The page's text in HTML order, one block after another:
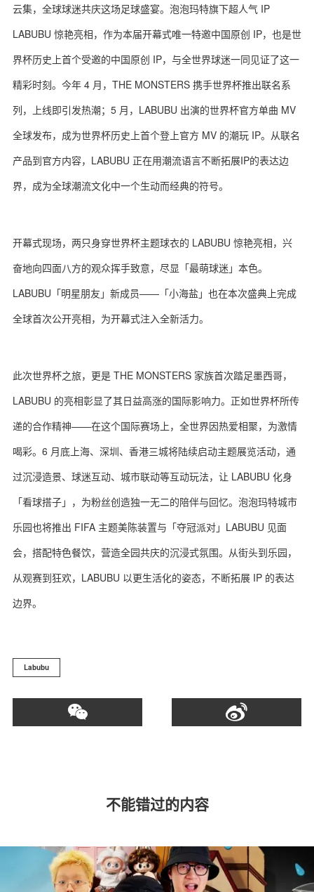
云集，全球球迷共庆这场足球盛宴。泡泡玛特旗下超人气 IP
LABUBU 惊艳亮相，作为本届开幕式唯一特邀中国原创 IP，也是世
界杯历史上首个受邀的中国原创 IP，与全世界球迷一同见证了这一
精彩时刻。今年 4 月，THE MONSTERS 携手世界杯推出联名系
列，上线即引发热潮；5 月，LABUBU 出演的世界杯官方单曲 MV
全球发布，成为世界杯历史上首个登上官方 MV 的潮玩 IP。从联名
产品到官方内容，LABUBU 正在用潮流语言不断拓展IP的表达边
界，成为全球潮流文化中一个生动而经典的符号。
开幕式现场，两只身穿世界杯主题球衣的 LABUBU 惊艳亮相，兴
奋地向四面八方的观众挥手致意，尽显「最萌球迷」本色。
LABUBU「明星朋友」新成员——「小海盐」也在本次盛典上完成
全球首次公开亮相，为开幕式注入全新活力。
此次世界杯之旅，更是 THE MONSTERS 家族首次踏足墨西哥，
LABUBU 的亮相彰显了其日益高涨的国际影响力。正如世界杯所传
递的合作精神——在这个国际赛场上，全世界因热爱相聚，为激情
喝彩。6 月底上海、深圳、香港三城将陆续启动主题展览活动，通
过沉浸造景、球迷互动、城市联动等互动玩法，让 LABUBU 化身
「看球搭子」，为粉丝创造独一无二的陪伴与回忆。泡泡玛特城市
乐园也将推出 FIFA 主题美陈装置与「夺冠派对」LABUBU 见面
会，搭配特色餐饮，营造全园共庆的沉浸式氛围。从街头到乐园，
从观赛到狂欢，LABUBU 以更生活化的姿态，不断拓展 IP 的表达
边界。
Labubu
不能错过的内容